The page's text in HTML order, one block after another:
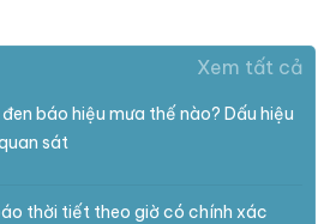
Xem tất cả
báo hiệu mưa thế nào? Dấu hiệu
sát
thời tiết theo giờ có chính xác